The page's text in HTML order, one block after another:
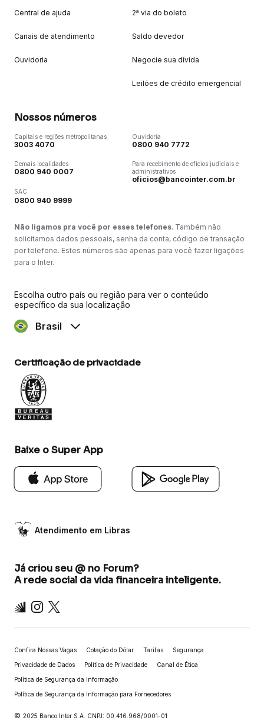
Central de ajuda
Canais de atendimento
Ouvidoria
2ª via do boleto
Saldo devedor
Negocie sua dívida
Leilões de crédito emergencial
Nossos números
Capitais e regiões metropolitanas
3003 4070
Demais localidades
0800 940 0007
SAC
0800 940 9999
Ouvidoria
0800 940 7772
Para recebimento de ofícios judiciais e
administrativos
oficios@bancointer.com.br
Não ligamos pra você por esses telefones. Também não
solicitamos dados pessoais, senha da conta, código de transação
por telefone. Estes números são apenas para você fazer ligações
para o Inter.
Escolha outro país ou região para ver o conteúdo
específico da sua localização
Brasil
Certificação de privacidade
Baixe o Super App
Atendimento em Libras
Já criou seu @ no Forum?
A rede social da vida financeira inteligente.
Inter Instagram
X
Confira Nossas Vagas Cotação do Dólar Tarifas Segurança
Privacidade de Dados Política de Privacidade Canal de Ética
Política de Segurança da Informação
Política de Segurança da Informação para Fornecedores
© 2025 Banco Inter S.A. CNPJ: 00.416.968/0001-01